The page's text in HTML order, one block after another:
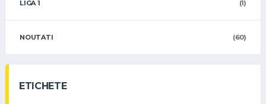
LIGA 1 (1)
NOUTATI (60)
ETICHETE